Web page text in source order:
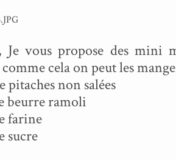
Je vous propose des mini
cela on peut les
pitaches non salées
beurre ramoli
farine
sucre